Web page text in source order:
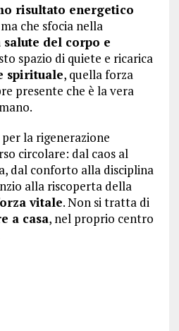
risultato energetico
che sfocia nella
salute del corpo e
spazio di quiete e ricarica
spirituale, quella forza
presente che è la vera
la rigenerazione
circolare: dal caos al
dal conforto alla disciplina
alla riscoperta della
vitale. Non si tratta di
a casa, nel proprio centro